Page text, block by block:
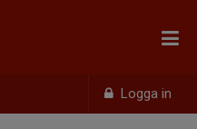
Logga in